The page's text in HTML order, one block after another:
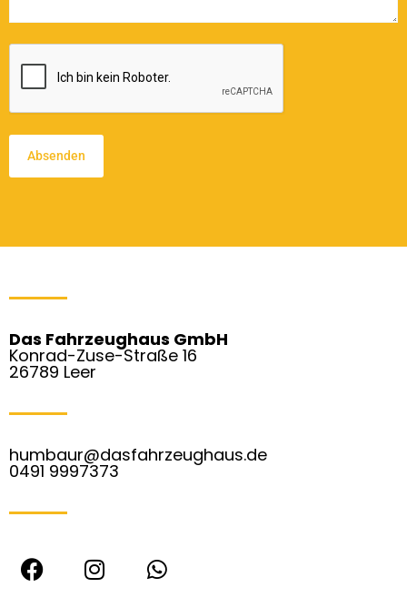
CAPTCHA
Das Fahrzeughaus GmbH
Konrad-Zuse-Straße 16
26789 Leer
humbaur@dasfahrzeughaus.de
0491 9997373
F
a
I
n
W
h